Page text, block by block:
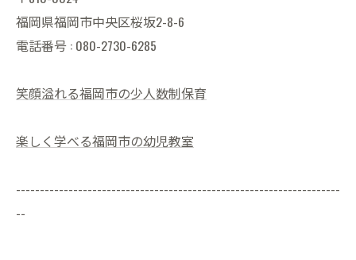
福岡県福岡市中央区桜坂2-8-6
電話番号 : 080-2730-6285
笑顔溢れる福岡市の少人数制保育
楽しく学べる福岡市の幼児教室
--------------------------------------------------------------------
--